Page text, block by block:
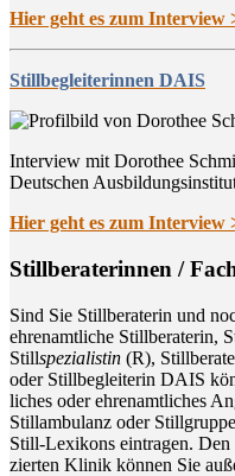
Hier geht es zum Interview
Stillbegleiterinnen DAIS
Interview mit Dorothee
Deutschen
Hier geht es zum Interview
Still­be­ra­te­rin­nen /
Sind Sie Still­be­ra­te­rin und
ehren­amt­li­che Still­be­ra­te­rin,
Stillspe­zia­lis­tin (R),
oder Still­be­glei­te­rin DAIS
li­ches oder ehren­amt­li­ches
Still­am­bu­lanz oder
Still-Lexi­kons ein­tra­gen.
zier­ten Kli­nik kön­nen Sie